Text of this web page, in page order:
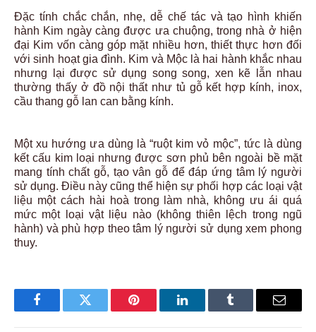
Đặc tính chắc chắn, nhẹ, dễ chế tác và tạo hình khiến
hành Kim ngày càng được ưa chuộng, trong nhà ở hiện
đại Kim vốn càng góp mặt nhiều hơn, thiết thực hơn đối
với sinh hoạt gia đình. Kim và Mộc là hai hành khắc nhau
nhưng lại được sử dụng song song, xen kẽ lẫn nhau
thường thấy ở đồ nội thất như tủ gỗ kết hợp kính, inox,
cầu thang gỗ lan can bằng kính.
Một xu hướng ưa dùng là “ruột kim vỏ mộc”, tức là dùng
kết cấu kim loại nhưng được sơn phủ bên ngoài bề mặt
mang tính chất gỗ, tạo vân gỗ để đáp ứng tâm lý người
sử dụng. Điều này cũng thể hiện sự phối hợp các loại vật
liệu một cách hài hoà trong làm nhà, không ưu ái quá
mức một loại vật liệu nào (không thiên lệch trong ngũ
hành) và phù hợp theo tâm lý người sử dụng xem phong
thuy.
FacebookTwitter Pinterest LinkedInTumblr Email